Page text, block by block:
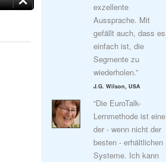
exzellente
Aussprache. Mit
gefällt auch, dass es
einfach ist, die
Segmente zu
wiederholen.”
J.G. Wilson, USA
“Die EuroTalk-
Lernmethode ist eine
der - wenn nicht der
besten - erhältlichen
Systeme. Ich kann